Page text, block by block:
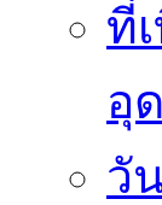
ที่
อุ
วั